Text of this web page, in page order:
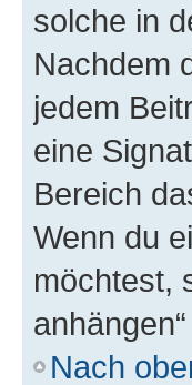
solche in
Nachdem
jedem
eine
Bereich
Wenn du
möchtest,
Nach